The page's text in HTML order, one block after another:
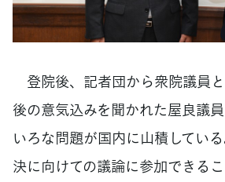
登院後、記者団から衆院議員
後の意気込みを聞かれた屋良議
いろな問題が国内に山積してい
決に向けての議論に参加できる